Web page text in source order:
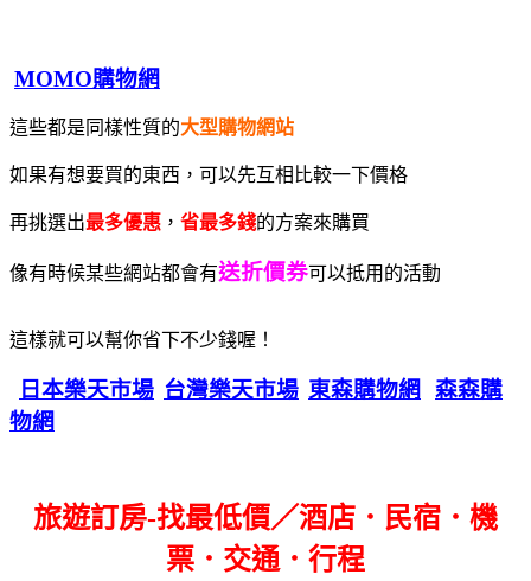
MOMO購物網
這些都是同樣性質的大型購物網站
如果有想要買的東西，可以先互相比較一下價格
再挑選出最多優惠 ， 省最多錢的方案來購買
像有時候某些網站都會有送折價券可以抵用的活動
這樣就可以幫你省下不少錢喔！
日本樂天市場 台灣樂天市場 東森購物網
森森購
物網
旅遊訂房-找最低價／酒店．民宿．機
票．交通．行程